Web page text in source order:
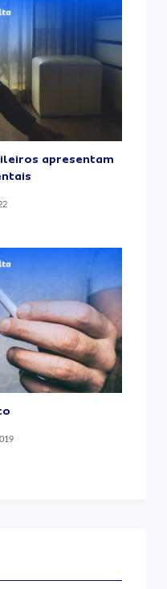
apresentam